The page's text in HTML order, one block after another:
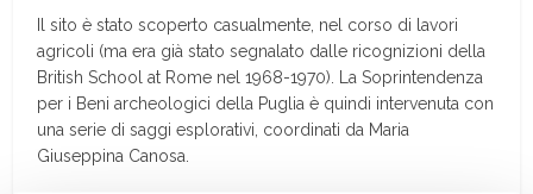
Il sito è stato scoperto casualmente, nel corso di lavori
agricoli (ma era già stato segnalato dalle ricognizioni della
British School at Rome nel 1968-1970). La Soprintendenza
per i Beni archeologici della Puglia è quindi intervenuta con
una serie di saggi esplorativi, coordinati da Maria
Giuseppina Canosa.